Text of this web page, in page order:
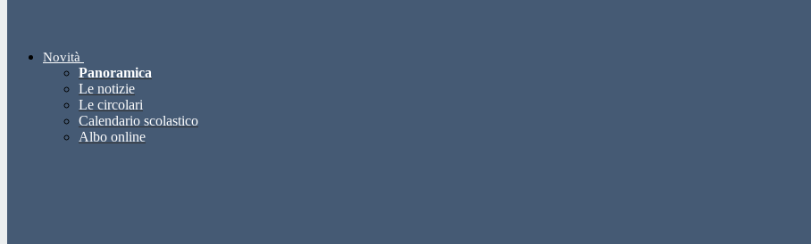
Novità
Panoramica
Le notizie
Le circolari
Calendario scolastico
Albo online